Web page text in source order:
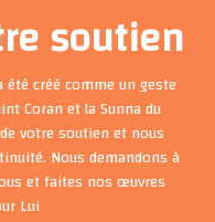
soutien
été créé comme un geste
Coran et la Sunna du
votre soutien et nous
Nous demandons à
et faites nos œuvres
Lui.